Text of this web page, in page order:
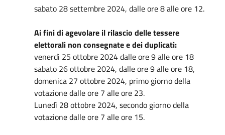
sabato 28 settembre 2024, dalle ore 8 alle ore 12.
Ai fini di agevolare il rilascio delle tessere
elettorali non consegnate e dei duplicati:
venerdì 25 ottobre 2024 dalle ore 9 alle ore 18
sabato 26 ottobre 2024, dalle ore 9 alle ore 18,
domenica 27 ottobre 2024, primo giorno della
votazione dalle ore 7 alle ore 23.
Lunedì 28 ottobre 2024, secondo giorno della
votazione dalle ore 7 alle ore 15.